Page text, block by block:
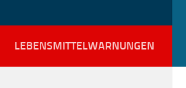
LEBENSMITTELWARNUNGEN